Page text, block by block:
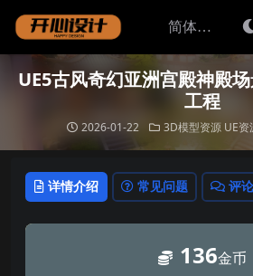
UE5古风奇幻亚洲宫殿神殿
工程
2026-01-22 3D模型资源 UE资
详情介绍 常见问题 评
136金币